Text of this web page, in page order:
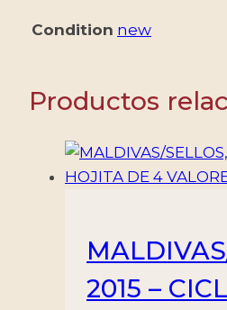
HOJITA
cantidad
Condition new
Productos
2015 –